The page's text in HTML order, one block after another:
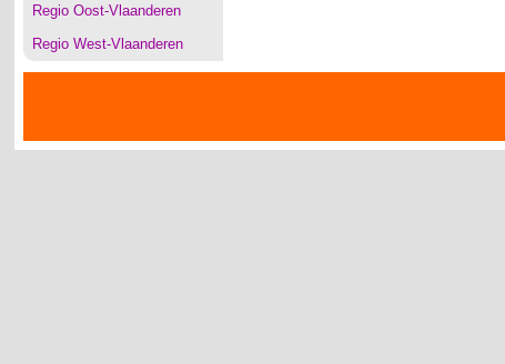
Regio Oost-Vlaanderen
Regio West-Vlaanderen